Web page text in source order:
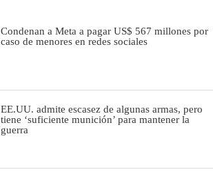
Condenan a Meta a pagar US$ 567 millones por
caso de menores en redes sociales
EE.UU. admite escasez de algunas armas, pero
tiene ‘suficiente munición’ para mantener la
guerra